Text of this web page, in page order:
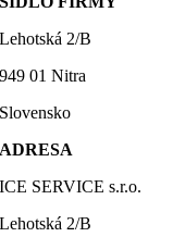
Lehotská 2/B
949 01 Nitra
Slovensko
ADRESA
ICE SERVICE s.r.o.
Lehotská 2/B